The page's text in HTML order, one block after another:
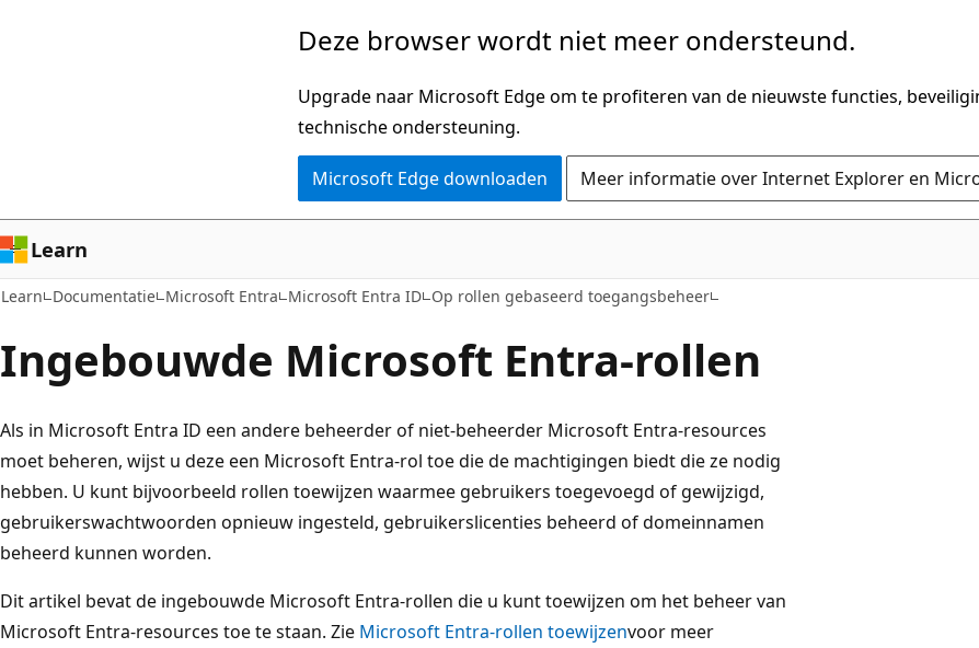
Deze browser wordt niet meer ondersteund.
Upgrade naar Microsoft Edge om te profiteren van de nieuwste functies,
technische ondersteuning.
Microsoft Edge downloaden Meer informatie over Internet Explorer en
Learn
Learn Documentatie Microsoft Entra Microsoft Entra ID Op rollen gebaseerd toegangsbeheer
Ingebouwde Microsoft Entra-rollen
Als in Microsoft Entra ID een andere beheerder of niet-beheerder Microsoft Entra-resources
moet beheren, wijst u deze een Microsoft Entra-rol toe die de machtigingen biedt die ze nodig
hebben. U kunt bijvoorbeeld rollen toewijzen waarmee gebruikers toegevoegd of gewijzigd,
gebruikerswachtwoorden opnieuw ingesteld, gebruikerslicenties beheerd of domeinnamen
beheerd kunnen worden.
Dit artikel bevat de ingebouwde Microsoft Entra-rollen die u kunt toewijzen om het beheer van
Microsoft Entra-resources toe te staan. Zie Microsoft Entra-rollen toewijzenvoor meer